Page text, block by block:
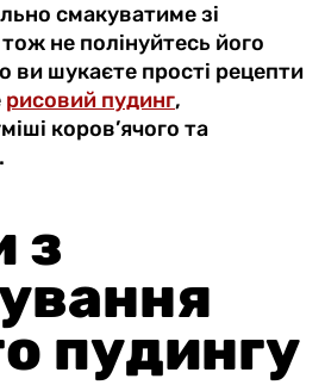
смакуватиме зі
не полінуйтесь його
ви шукаєте прості рецепти
рисовий пудинг,
коров’ячого та
з
пудингу